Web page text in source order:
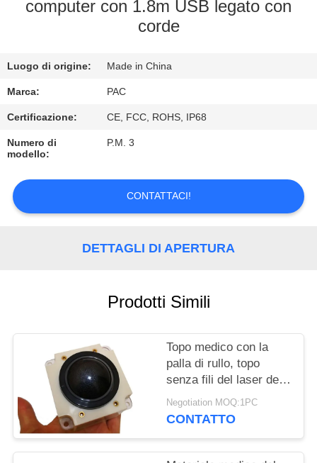
CONTROLLO
CONTATTICI
RICHIEDA
UNA
CITAZIONE
computer con 1.8m USB legato con
corde
Luogo di origine: Made in China
Marca: PAC
Certificazione: CE, FCC, ROHS, IP68
Numero di
modello:
P.M. 3
CONTATTACI!
DETTAGLI DI APERTURA
Prodotti Simili
Topo medico con la
palla di rullo, topo
senza fili del laser del
computer del computer
per l'attrezzatura di
Negotiation MOQ:1PC
CONTATTO